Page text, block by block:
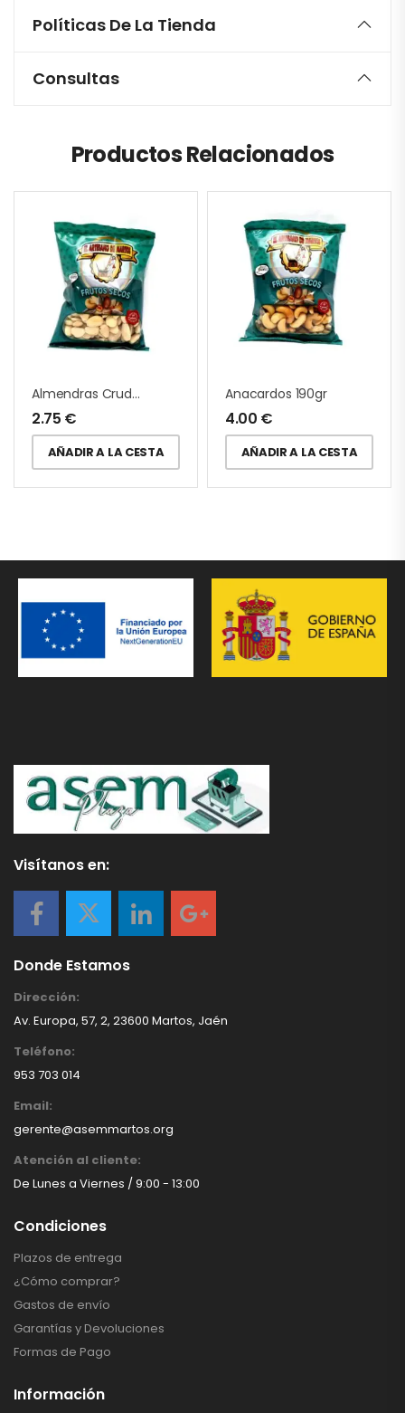
Políticas De La Tienda
Consultas
Productos Relacionados
Almendras Crudas 190gr
2.75 €
AÑADIR A LA CESTA
Anacardos 190gr
4.00 €
AÑADIR A LA CESTA
Visítanos en:
Donde Estamos
Teléfono:
953 703 014
Email:
gerente@asemmartos.org
Dirección:
Av. Europa, 57, 2, 23600 Martos, Jaén
Atención al cliente:
De Lunes a Viernes / 9:00 - 13:00
Condiciones
Plazos de entrega
¿Cómo comprar?
Gastos de envío
Garantías y Devoluciones
Formas de Pago
Información